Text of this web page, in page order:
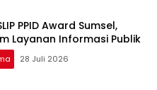
PPID Award Sumsel,
Layanan Informasi Publik
28 Juli 2026